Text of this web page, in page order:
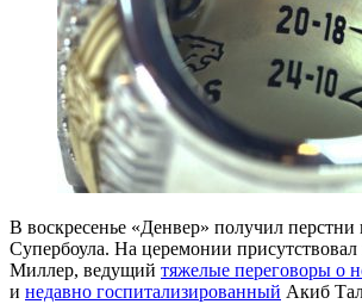
В воскресенье «Денвер» получил перстни
Супербоула. На церемонии
Миллер, ведущий тяжелые переговоры о
и недавно госпитализированный Акиб